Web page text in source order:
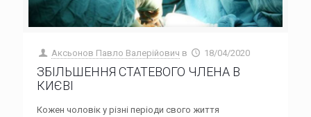
Аксьонов Павло Валерійович в 18/04/2020
ЗБІЛЬШЕННЯ СТАТЕВОГО ЧЛЕНА В
КИЄВІ
Кожен чоловік у різні періоди свого життя